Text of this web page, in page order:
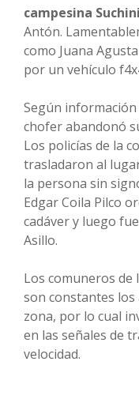
campesina
Antón.
como Juana
por un vehículo
Según
chofer abandonó
Los policías de la
trasladaron al
la persona sin
Edgar Coila Pilco
cadáver y luego
Asillo.
Los comuneros de
son constantes
zona, por lo cual
en las señales de
velocidad.